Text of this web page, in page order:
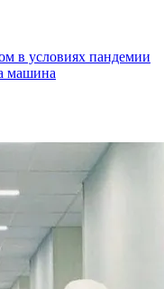
в условиях пандемии
машина